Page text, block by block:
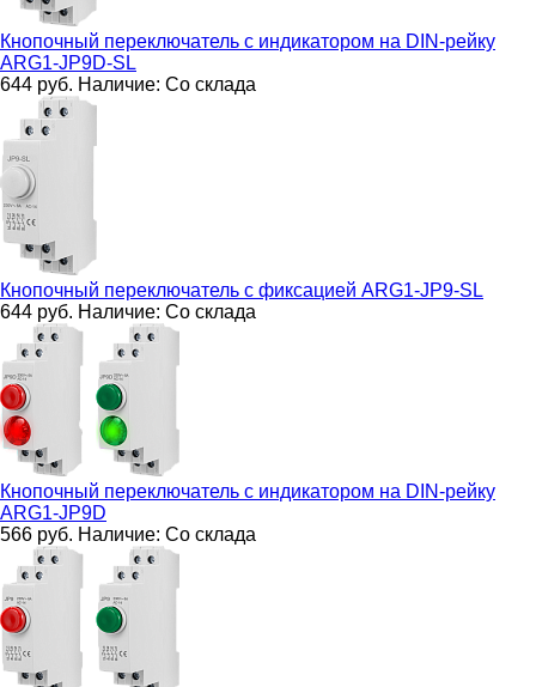
Кнопочный переключатель с индикатором на DIN-рейку
ARG1-JP9D-SL
644 руб. Наличие: Со склада
Кнопочный переключатель с фиксацией ARG1-JP9-SL
644 руб. Наличие: Со склада
Кнопочный переключатель с индикатором на DIN-рейку
ARG1-JP9D
566 руб. Наличие: Со склада